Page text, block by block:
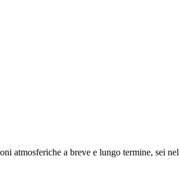
atmosferiche a breve e lungo termine, sei